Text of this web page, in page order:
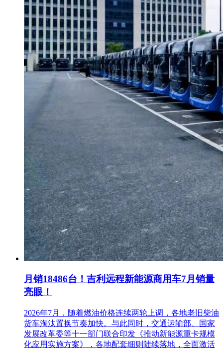
月销18486台！吉利远程新能源商用车7月销量
亮眼！
2026年7月，随着燃油价格连续两轮上调，各地老旧柴油
货车淘汰置换节奏加快。与此同时，交通运输部、国家
发展改革委等十一部门联合印发《推动新能源重卡规模
化应用实施方案》，各地配套细则陆续落地，全面激活